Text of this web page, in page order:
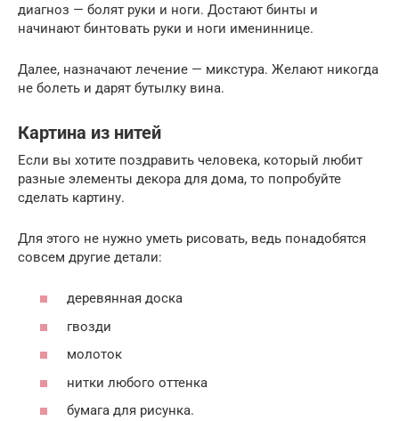
диагноз — болят руки и ноги. Достают бинты и
начинают бинтовать руки и ноги имениннице.
Далее, назначают лечение — микстура. Желают никогда
не болеть и дарят бутылку вина.
Картина из нитей
Если вы хотите поздравить человека, который любит
разные элементы декора для дома, то попробуйте
сделать картину.
Для этого не нужно уметь рисовать, ведь понадобятся
совсем другие детали:
деревянная доска
гвозди
молоток
нитки любого оттенка
бумага для рисунка.